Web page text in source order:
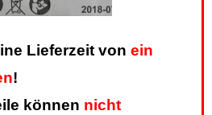
Lieferzeit von ein
!
können nicht